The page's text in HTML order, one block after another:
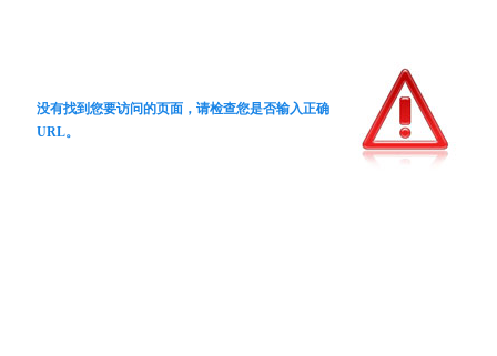
没有找到您要访问的页面，请检查您是否输入正确
URL。